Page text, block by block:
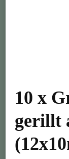
10 x
gerillt